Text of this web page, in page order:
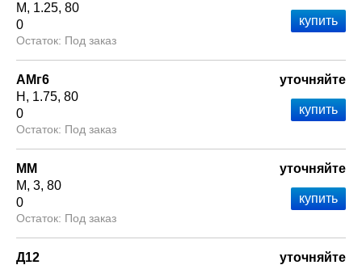
М
1.25 80
0
Под заказ
АМг6
Н
1.75 80
0
Под заказ
уточняйте
ММ
М 3 80
0
Под заказ
уточняйте
Д12
уточняйте